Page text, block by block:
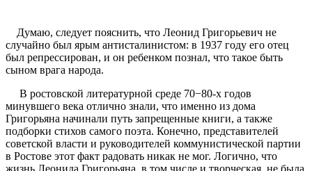
Думаю, следует пояснить, что Леонид Григорьевич не
случайно был ярым антисталинистом: в 1937 году его отец
был репрессирован, и он ребенком познал, что такое быть
сыном врага народа.
В ростовской литературной среде 70−80-х годов
минувшего века отлично знали, что именно из дома
Григорьяна начинали путь запрещенные книги, а также
подборки стихов самого поэта. Конечно, представителей
советской власти и руководителей коммунистической партии
в Ростове этот факт радовать никак не мог. Логично, что
жизнь Леонида Григорьяна, в том числе и творческая, не была